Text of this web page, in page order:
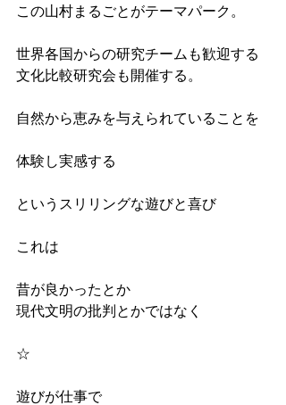
この山村まるごとがテーマパーク。
世界各国からの研究チームも歓迎する
文化比較研究会も開催する。
自然から恵みを与えられていることを
体験し実感する
というスリリングな遊びと喜び
これは
昔が良かったとか
現代文明の批判とかではなく
☆
遊びが仕事で